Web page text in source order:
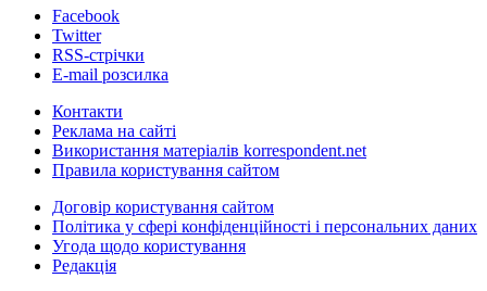
Facebook
Twitter
RSS-стрічки
E-mail розсилка
Контакти
Реклама на сайті
Використання матеріалів korrespondent.net
Правила користування сайтом
Договір користування сайтом
Політика у сфері конфіденційності і персональних даних
Угода щодо користування
Редакція